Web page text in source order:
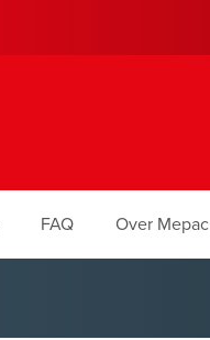
FAQ Over Mepac